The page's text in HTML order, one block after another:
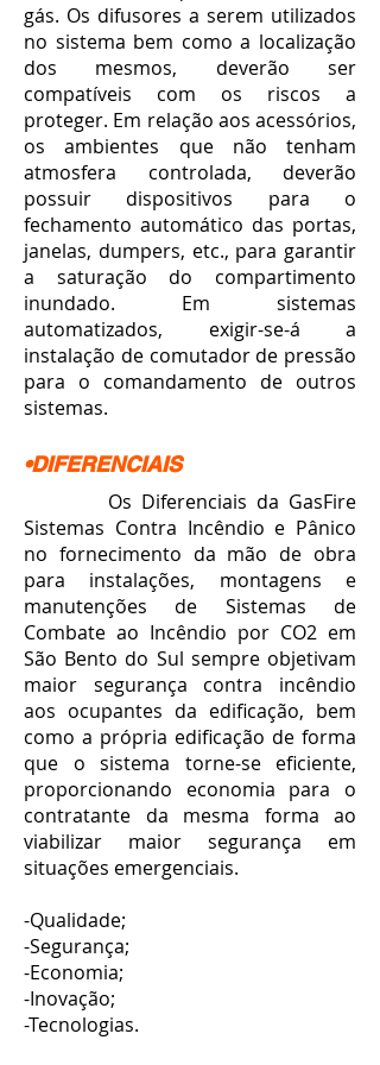
gás. Os difusores a serem utilizados
no sistema bem como a localização
dos mesmos, deverão ser
compatíveis com os riscos a
proteger. Em relação aos acessórios,
os ambientes que não tenham
atmosfera controlada, deverão
possuir dispositivos para o
fechamento automático das portas,
janelas, dumpers, etc., para garantir
a saturação do compartimento
inundado. Em sistemas
automatizados, exigir-se-á a
instalação de comutador de pressão
para o comandamento de outros
sistemas.
•DIFERENCIAIS
Os Diferenciais da GasFire
Sistemas Contra Incêndio e Pânico
no fornecimento da mão de obra
para instalações, montagens e
manutenções de Sistemas de
Combate ao Incêndio por CO2 em
São Bento do Sul sempre objetivam
maior segurança contra incêndio
aos ocupantes da edificação, bem
como a própria edificação de forma
que o sistema torne-se eficiente,
proporcionando economia para o
contratante da mesma forma ao
viabilizar maior segurança em
situações emergenciais.
-Qualidade;
-Segurança;
-Economia;
-Inovação;
-Tecnologias.